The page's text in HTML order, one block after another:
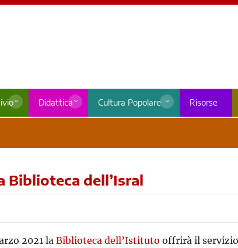
Didattica Cultura Popolare Risorse
Biblioteca dell’Isral
2021 la Biblioteca dell’Istituto offrirà il